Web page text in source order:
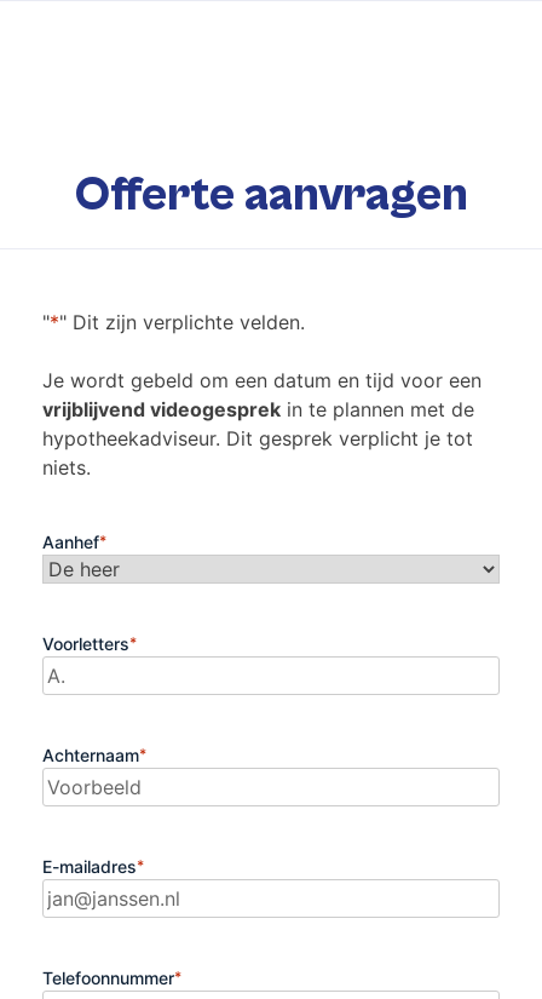
Offerte aanvragen